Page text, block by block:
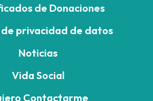
de Donaciones
privacidad de datos
Noticias
Vida Social
Contactarme